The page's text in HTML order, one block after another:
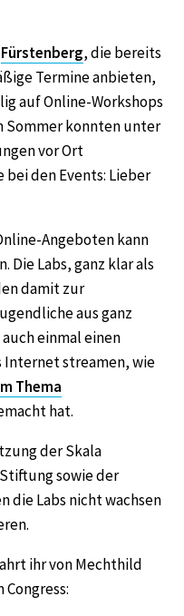
Fürstenberg, die bereits
Termine anbieten,
auf Online-Workshops
Sommer konnten unter
vor Ort
den Events: Lieber
Angeboten kann
Die Labs, ganz klar als
damit zur
aus ganz
einmal einen
Internet streamen, wie
Thema
hat.
der Skala
sowie der
die Labs nicht wachsen
ihr von Mechthild